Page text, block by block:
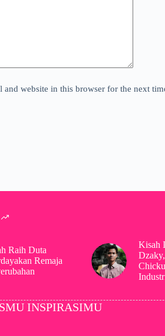
and website in this browser for the next
Raih Duta
Remaja
Kisah
INSPIRASIMU